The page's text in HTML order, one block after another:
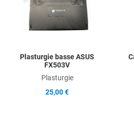
Add to
Quick
Plasturgie basse ASUS
FX503V
Plasturgie
25,00 €